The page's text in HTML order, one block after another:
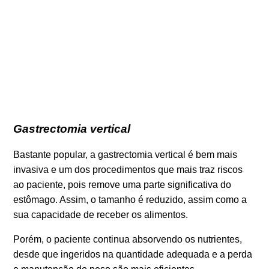
Gastrectomia vertical
Bastante popular, a gastrectomia vertical é bem mais
invasiva e um dos procedimentos que mais traz riscos
ao paciente, pois remove uma parte significativa do
estômago. Assim, o tamanho é reduzido, assim como a
sua capacidade de receber os alimentos.
Porém, o paciente continua absorvendo os nutrientes,
desde que ingeridos na quantidade adequada e a perda